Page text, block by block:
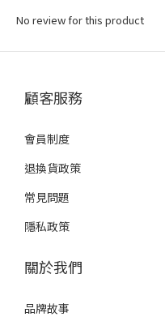
No review for this product
顧客服務
會員制度
退換貨政策
常見問題
隱私政策
關於我們
品牌故事